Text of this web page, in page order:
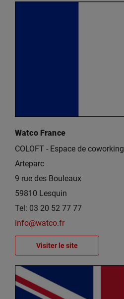
Watco France
COLOFT - Espace de coworking
Arteparc
9 rue des Bouleaux
59810 Lesquin
Tel: 03 20 52 77 77
info@watco.fr
Visiter le site